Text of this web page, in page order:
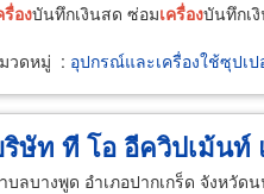
รื่องบันทึกเงินสด ซ่อมเครื่องบันทึกเ
วดหมู่ : อุปกรณ์และเครื่องใช้ซุปเป
ษัท ที โอ อีควิปเม้นท์
บลบางพูด อำเภอปากเกร็ด จังหวัด